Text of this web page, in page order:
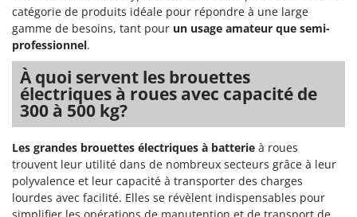
Smartwood
Smeg
Snapper
Solidur
Spice Electronics
Spiralmac
Spring Protezione
Spyro
Stanley
catégorie de produits idéale pour répondre à une large
gamme de besoins, tant pour un usage amateur que semi-
professionnel.
À quoi servent les brouettes
électriques à roues avec capacité de
300 à 500 kg?
Les grandes brouettes électriques à batterie à roues
trouvent leur utilité dans de nombreux secteurs grâce à leur
polyvalence et leur capacité à transporter des charges
lourdes avec facilité. Elles se révèlent indispensables pour